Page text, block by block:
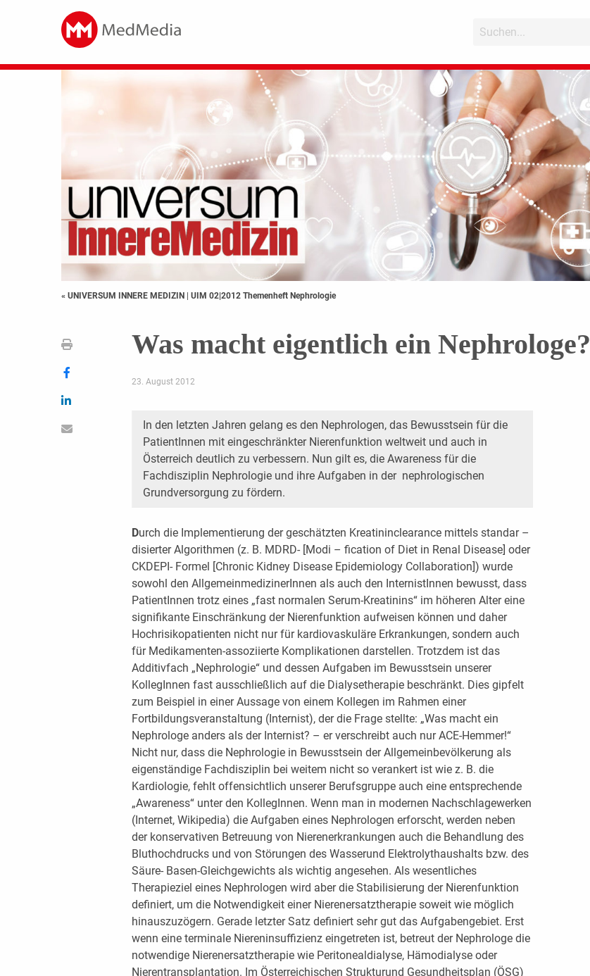
« UNIVERSUM INNERE MEDIZIN | UIM 02|2012 Themenheft Nephrologie
Was macht eigentlich ein Nephrologe?
23. August 2012
In den letzten Jahren gelang es den Nephrologen, das Bewusstsein für die
PatientInnen mit eingeschränkter Nierenfunktion weltweit und auch in
Österreich deutlich zu verbessern. Nun gilt es, die Awareness für die
Fachdisziplin Nephrologie und ihre Aufgaben in der nephrologischen
Grundversorgung zu fördern.
Durch die Implementierung der geschätzten Kreatininclearance mittels standar –
disierter Algorithmen (z. B. MDRD- [Modi – fication of Diet in Renal Disease] oder
CKDEPI- Formel [Chronic Kidney Disease Epidemiology Collaboration]) wurde
sowohl den AllgemeinmedizinerInnen als auch den InternistInnen bewusst, dass
PatientInnen trotz eines „fast normalen Serum-Kreatinins“ im höheren Alter eine
signifikante Einschränkung der Nierenfunktion aufweisen können und daher
Hochrisikopatienten nicht nur für kardiovaskuläre Erkrankungen, sondern auch
für Medikamenten-assoziierte Komplikationen darstellen. Trotzdem ist das
Additivfach „Nephrologie“ und dessen Aufgaben im Bewusstsein unserer
KollegInnen fast ausschließlich auf die Dialysetherapie beschränkt. Dies gipfelt
zum Beispiel in einer Aussage von einem Kollegen im Rahmen einer
Fortbildungsveranstaltung (Internist), der die Frage stellte: „Was macht ein
Nephrologe anders als der Internist? – er verschreibt auch nur ACE-Hemmer!“
Nicht nur, dass die Nephrologie in Bewusstsein der Allgemeinbevölkerung als
eigenständige Fachdisziplin bei weitem nicht so verankert ist wie z. B. die
Kardiologie, fehlt offensichtlich unserer Berufsgruppe auch eine entsprechende
„Awareness“ unter den KollegInnen. Wenn man in modernen Nachschlagewerken
(Internet, Wikipedia) die Aufgaben eines Nephrologen erforscht, werden neben
der konservativen Betreuung von Nierenerkrankungen auch die Behandlung des
Bluthochdrucks und von Störungen des Wasserund Elektrolythaushalts bzw. des
Säure- Basen-Gleichgewichts als wichtig angesehen. Als wesentliches
Therapieziel eines Nephrologen wird aber die Stabilisierung der Nierenfunktion
definiert, um die Notwendigkeit einer Nierenersatztherapie soweit wie möglich
hinauszuzögern. Gerade letzter Satz definiert sehr gut das Aufgabengebiet. Erst
wenn eine terminale Niereninsuffizienz eingetreten ist, betreut der Nephrologe die
notwendige Nierenersatztherapie wie Peritonealdialyse, Hämodialyse oder
Nierentransplantation. Im Österreichischen Strukturund Gesundheitsplan (ÖSG)